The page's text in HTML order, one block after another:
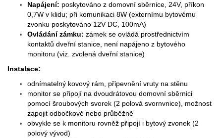
Napájení: poskytováno z domovní sběrnice, 24V, příkon
0,7W v klidu; při komunikaci 8W (externímu bytovému
zvonku poskytováno 12V DC, 100mA)
Ovládání zámku: zámek se ovládá prostřednictvím
kontaktů dveřní stanice, není napájeno z bytového
monitoru (viz. zvolená dveřní stanice)
Instalace:
odnímatelný kovový rám, připevnění vruty na stěnu
monitor se připojí na dvoudrátovou domovní sběrnici
pomocí šroubových svorek (2 polová svornvnice), možnost
zapojit odbočkově nebo průběžně
obvykle se k monitoru rovněž připojí i bytový zvonek (2
polový vývod)